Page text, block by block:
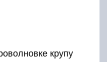
крупу